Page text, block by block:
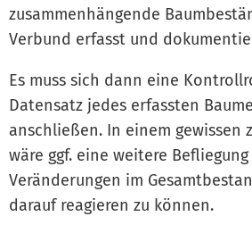
zusammenhängende
Verbund erfasst und
Es muss sich dann eine
Datensatz jedes erfassten
anschließen. In einem gewissen
wäre ggf. eine weitere
Veränderungen im
darauf reagieren zu können.